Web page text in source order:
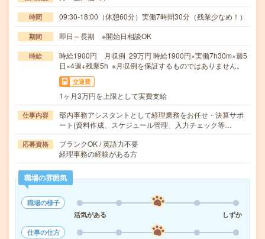
時間 09:30-18:00（休憩60分）実働7時間30分（残業少なめ！）
期間 即日～長期 ※開始日相談OK
時給
時給1900円 月収例 29万円 時給1900円×実働7h30m×週5
日×4週+残業5h ※月収例を保証するものではありません。
交通費
1ヶ月3万円を上限として実費支給
仕事内容
部内事務アシスタントとして経理業務をお任せ・決算サポ
ート(資料作成、スケジュール管理、入力チェック等…
応募資格
ブランクOK / 英語力不要
経理事務の経験がある方
職場の雰囲気
職場の様子
活気がある
しずか
仕事の仕方